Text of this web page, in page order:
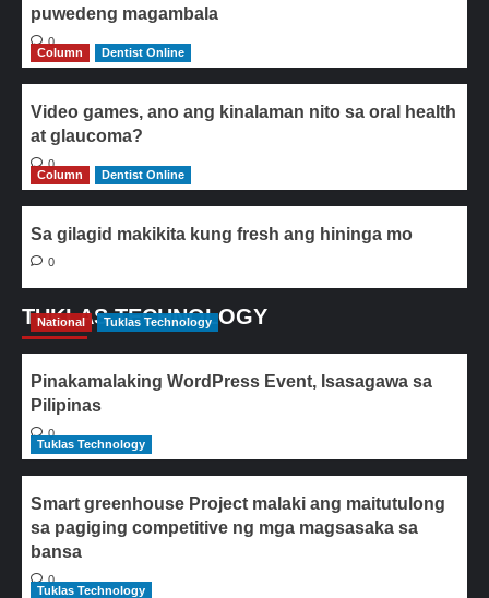
puwedeng magambala
0
Column
Dentist Online
Video games, ano ang kinalaman nito sa oral health
at glaucoma?
0
Column
Dentist Online
Sa gilagid makikita kung fresh ang hininga mo
0
TUKLAS TECHNOLOGY
National Tuklas Technology
Pinakamalaking WordPress Event, Isasagawa sa
Pilipinas
0
Tuklas Technology
Smart greenhouse Project malaki ang maitutulong
sa pagiging competitive ng mga magsasaka sa
bansa
0
Tuklas Technology